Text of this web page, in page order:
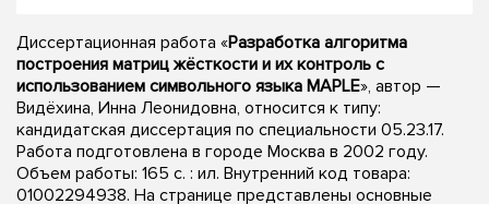
Диссертационная работа «Разработка алгоритма
построения матриц жёсткости и их контроль с
использованием символьного языка MAPLE», автор —
Видёхина, Инна Леонидовна, относится к типу:
кандидатская диссертация по специальности 05.23.17.
Работа подготовлена в городе Москва в 2002 году.
Объем работы: 165 с. : ил. Внутренний код товара:
01002294938. На странице представлены основные